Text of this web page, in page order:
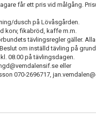
får ett pris vid målgång.
dusch på Lövåsgården.
korv, fikabröd, kaffe m.m.
tävlingsregler gäller.
om inställd tävling på
08.00 på tävlingsdagen.
eller
070-2696717,